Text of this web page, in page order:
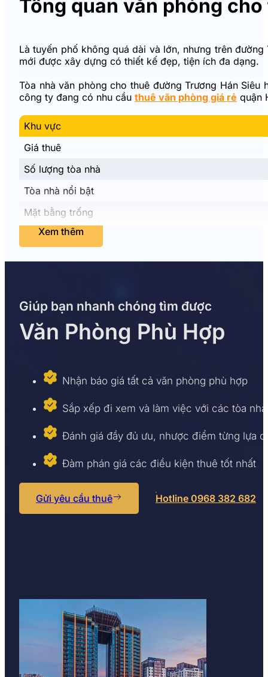
Tổng quan văn phòng
Là tuyến phố không quá dài và lớn, nhưng trên
mới được xây dựng có thiết kế đẹp, tiện ích đa dạng.
Tòa nhà văn phòng cho thuê đường Trương Hán
công ty đang có nhu cầu thuê văn phòng giá rẻ quận
Khu vực
Giá thuê
Số lượng tòa nhà
Tòa nhà nổi bật
Mặt bằng trống
Tổng quan thị trường cho thuê
Đường Trương Hán Siêu thuộc phường
Xem thêm
Giúp bạn nhanh chóng tìm được
Văn Phòng Phù Hợp
Nhận báo giá tất cả văn phòng phù hợp
Sắp xếp đi xem và làm việc với các tòa nhà
Đánh giá đầy đủ ưu, nhược điểm từng lựa
Đàm phán giá các điều kiện thuê tốt nhất
Gửi yêu cầu thuê Hotline 0968 382 682